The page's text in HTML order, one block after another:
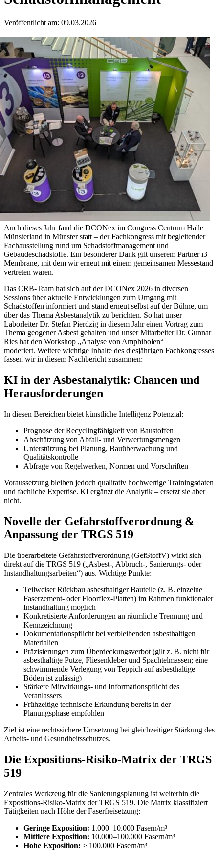
Veröffentlicht am: 09.03.2026
Auch dieses Jahr fand die DCONex im Congress Centrum Halle
Münsterland in Münster statt – der Fachkongress mit begleitender
Fachausstellung rund um Schadstoffmanagement und
Gebäudeschadstoffe. Ein besonderer Dank gilt unserem Partner i3
Membrane, mit dem wir erneut mit einem gemeinsamen Messestand
vertreten waren.
Das CRB-Team hat sich auf der DCONex 2026 in diversen
Sessions über aktuelle Entwicklungen zum Umgang mit
Schadstoffen informiert und stand erneut selbst auf der Bühne, um
über das Thema Asbestanalytik zu berichten. So hat unser
Laborleiter Dr. Stefan Pierdzig in diesem Jahr einen Vortrag zum
Thema geogener Asbest gehalten und unser Mitarbeiter Dr. Gunnar
Ries hat den Workshop „Analyse von Amphibolen“
moderiert. Weitere wichtige Inhalte des diesjährigen Fachkongresses
fassen wir in diesem Nachbericht zusammen:
KI in der Asbestanalytik: Chancen und
Herausforderungen
In diesen Bereichen bietet künstliche Intelligenz Potenzial:
Prognose der Recyclingfähigkeit von Baustoffen
Abschätzung von Abfall- und Verwertungsmengen
Unterstützung bei Planung, Bauüberwachung und
Qualitätskontrolle
Abfrage von Regelwerken, Normen und Vorschriften
Voraussetzung bleiben jedoch qualitativ hochwertige Trainingsdaten
und fachliche Expertise. KI ergänzt die Analytik – ersetzt sie aber
nicht.
Novelle der Gefahrstoffverordnung &
Anpassung der TRGS 519
Die überarbeitete Gefahrstoffverordnung (GefStoffV) wirkt sich
direkt auf die TRGS 519 („Asbest-, Abbruch-, Sanierungs- oder
Instandhaltungsarbeiten“) aus. Wichtige Punkte:
Teilweiser Rückbau asbesthaltiger Bauteile (z. B. einzelne
Faserzement- oder Floorflex-Platten) im Rahmen funktionaler
Instandhaltung möglich
Konkretisierte Anforderungen an räumliche Trennung und
Kennzeichnung
Dokumentationspflicht bei verbleibenden asbesthaltigen
Materialien
Präzisierungen zum Überdeckungsverbot (gilt z. B. nicht für
asbesthaltige Putze, Fliesenkleber und Spachtelmassen; eine
schwimmende Verlegung von Teppich auf asbesthaltige
Böden ist zulässig)
Stärkere Mitwirkungs- und Informationspflicht des
Veranlassers
Frühzeitige technische Erkundung bereits in der
Planungsphase empfohlen
Ziel ist eine rechtssichere Umsetzung bei gleichzeitiger Stärkung des
Arbeits- und Gesundheitsschutzes.
Die Expositions-Risiko-Matrix der TRGS
519
Zentrales Werkzeug für die Sanierungsplanung ist weiterhin die
Expositions-Risiko-Matrix der TRGS 519. Die Matrix klassifiziert
Tätigkeiten nach Höhe der Faserfreisetzung:
Geringe Exposition: 1.000–10.000 Fasern/m³
Mittlere Exposition: 10.000–100.000 Fasern/m³
Hohe Exposition: > 100.000 Fasern/m³